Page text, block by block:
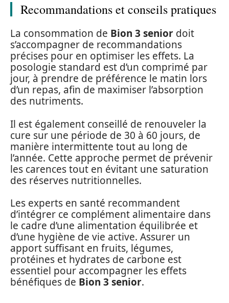
Recommandations et conseils pratiques
La consommation de Bion 3 senior doit
s’accompagner de recommandations
précises pour en optimiser les effets. La
posologie standard est d’un comprimé par
jour, à prendre de préférence le matin lors
d’un repas, afin de maximiser l’absorption
des nutriments.
Il est également conseillé de renouveler la
cure sur une période de 30 à 60 jours, de
manière intermittente tout au long de
l’année. Cette approche permet de prévenir
les carences tout en évitant une saturation
des réserves nutritionnelles.
Les experts en santé recommandent
d’intégrer ce complément alimentaire dans
le cadre d’une alimentation équilibrée et
d’une hygiène de vie active. Assurer un
apport suffisant en fruits, légumes,
protéines et hydrates de carbone est
essentiel pour accompagner les effets
bénéfiques de Bion 3 senior.